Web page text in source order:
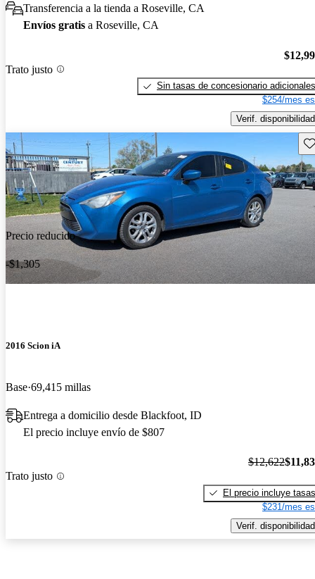
Transferencia a la tienda a Roseville, CA
Envíos gratis a Roseville, CA
Trato justo
Sin tasas de concesionario adicionales
$254/mes
Verif. disponibilidad
Precio reducido
-$1,305
2016 Scion iA
Base 69,415 millas
Entrega a domicilio desde Blackfoot, ID
El precio incluye envío de $807
Trato justo
$12,622
El precio incluye tasas
$231/mes
Verif. disponibilidad